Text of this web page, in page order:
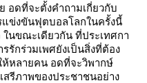
อดที่จะตั้งคำถามเกี่ยวกับ
แข่งขันฟุตบอลโลกในครั้งนี้
ในขณะเดียวกัน ที่ประเทศกา
รรักร่วมเพศยังเป็นสิ่งที่ต้อง
หลายคน อดที่จะวิพากษ์
สรีภาพของประชาชนอย่าง